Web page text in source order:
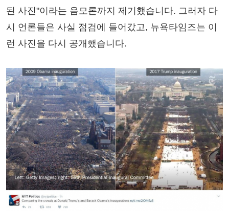
된 사진"이라는 음모론까지 제기했습니다. 그러자 다
시 언론들은 사실 점검에 들어갔고, 뉴욕타임즈는 이
런 사진을 다시 공개했습니다.